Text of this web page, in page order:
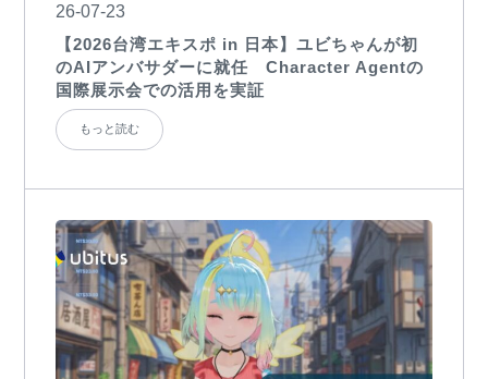
26-07-23
【2026台湾エキスポ in 日本】ユビちゃんが初
のAIアンバサダーに就任 Character Agentの
国際展示会での活用を実証
もっと読む